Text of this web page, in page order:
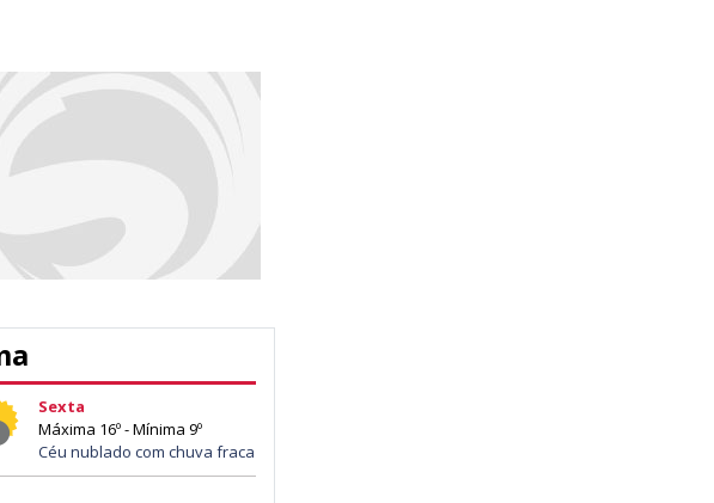
Sexta
Máxima 16º - Mínima 9º
Céu nublado com chuva fraca